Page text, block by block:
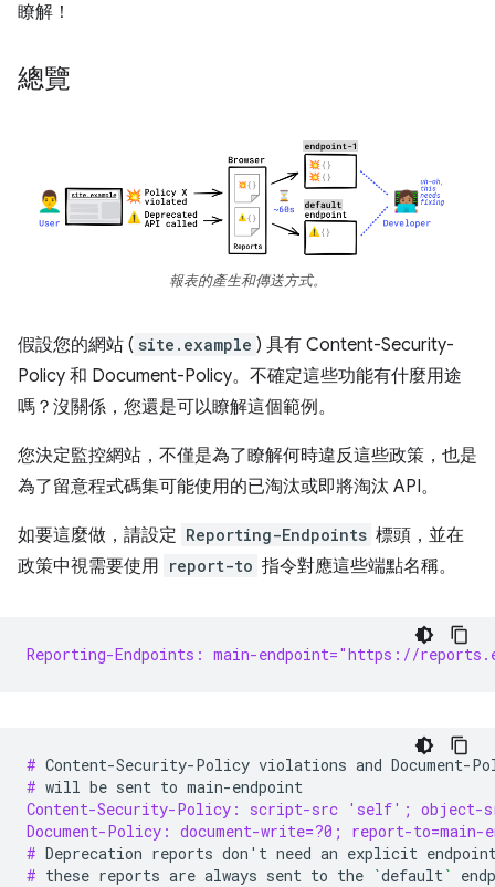
瞭解！
總覽
報表的產生和傳送方式。
假設您的網站 ( site.example ) 具有 Content-Security-
Policy 和 Document-Policy。不確定這些功能有什麼用途
嗎？沒關係，您還是可以瞭解這個範例。
您決定監控網站，不僅是為了瞭解何時違反這些政策，也是
為了留意程式碼集可能使用的已淘汰或即將淘汰 API。
如要這麼做，請設定 Reporting-Endpoints 標頭，並在
政策中視需要使用 report-to 指令對應這些端點名稱。
Reporting-Endpoints: main-endpoint="https://
# Content-Security-Policy violations and Document-
# will be sent to
Content-Security-Policy: script-src 'self'; object-
Document-Policy: document-write=?0; report-to=main-
# Deprecation reports don ' t need an explicit
# these reports are always sent to the `default `